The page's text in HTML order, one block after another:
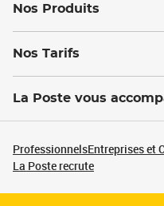
Nos Produits
Nos Tarifs
La Poste vous
ProfessionnelsEntreprises et
La Poste recrute